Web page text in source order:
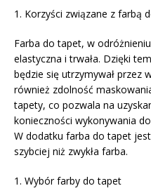
1. Korzyści związane z farbą
Farba do tapet, w
elastyczna i trwała. Dzięki
będzie się utrzymywał przez
również zdolność
tapety, co pozwala na
konieczności wykonywania
W dodatku farba do tapet
szybciej niż zwykła farba.
1. Wybór farby do tapet